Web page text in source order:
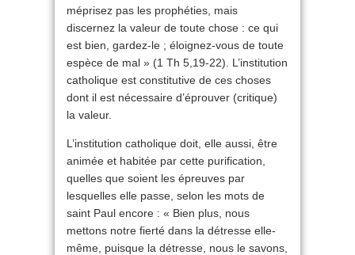
méprisez pas les prophéties, mais
discernez la valeur de toute chose : ce qui
est bien, gardez-le ; éloignez-vous de toute
espèce de mal » (1 Th 5,19-22). L’institution
catholique est constitutive de ces choses
dont il est nécessaire d’éprouver (critique)
la valeur.
L’institution catholique doit, elle aussi, être
animée et habitée par cette purification,
quelles que soient les épreuves par
lesquelles elle passe, selon les mots de
saint Paul encore : « Bien plus, nous
mettons notre fierté dans la détresse elle-
même, puisque la détresse, nous le savons,